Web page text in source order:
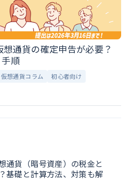
想通貨の確定申告が必要？
順
仮想通貨コラム
初心者向け
通貨（暗号資産）の税金と
基礎と計算方法、対策も解